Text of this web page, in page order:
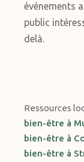
événements
public
delà.
Ressources
bien-être à
bien-être à
bien-être à